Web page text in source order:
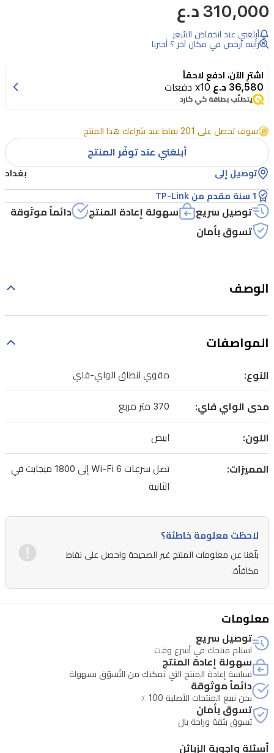
310,000 د.ع
أبلغني عند انخفاض السّعر
رأيته أرخص في مكان آخر ؟ أخبرنا
اشترِ الآن، ادفع لاحقاً
36,580 د.ع x10 دفعات
يتطلّب بطاقة كي كارد
سوف تحصل على 201 نقاط عند شراءك هذا المنتج
أبلغني عند توفّر المنتج
توصيل إلى بغداد
1 سنة مقدم من TP-Link
توصيل سريع سهولة إعادة المنتج
دائماً موثوقة
تسوق بأمان
الوصف
المواصفات
النوع: مقوي لنطاق الواي-فاي
مدى الواي فاي: 370 متر مربع
اللون: ابيض
المميزات:
تصل سرعات Wi-Fi 6 إلى 1800 ميجابت في
الثانية
لاحظت معلومة خاطئة؟
بلّغنا عن معلومات المنتج غير الصحيحة واحصل على نقاط
مكافأة.
معلومات
توصيل سريع
استلم منتجك في أسرع وقت
سهولة إعادة المنتج
سياسة إعادة المنتج التي تمكنك من التّسوّق بسهولة
دائماً موثوقة
نحن نبيع المنتجات الأصلية 100 ٪
تسوق بأمان
تسوق بثقة وراحة بال
أسئلة واجوبة الزبائن